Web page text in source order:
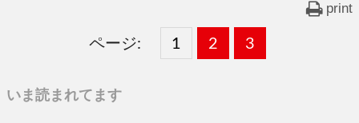
print
ページ:
固
1 ,
固
2 ,
固
3
いま読まれてます